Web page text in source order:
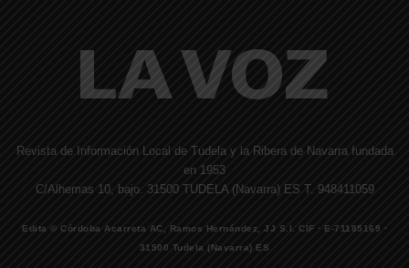
Revista de Información Local de Tudela y la Ribera de Navarra fundada
en 1953
C/Alhemas 10, bajo. 31500 TUDELA (Navarra) ES T. 948411059
Edita © Córdoba Acarreta AC, Ramos Hernández, JJ S.I. CIF · E-71185169 ·
31500 Tudela (Navarra) ES